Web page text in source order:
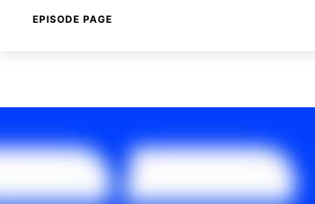
EPISODE PAGE